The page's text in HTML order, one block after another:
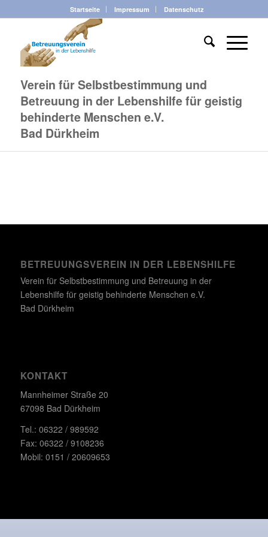
Startseite Impressum Datenschutz
Verein für Selbstbestimmung und
Betreuung in der Lebenshilfe für geistig
behinderte Menschen e.V.
Bad Dürkheim
BETREUUNGSVEREIN IN DER LEBENSHILFE
Verein für Selbstbestimmung und Betreuung in der
Lebenshilfe für geistig behinderte Menschen e.V.
Bad Dürkheim
KONTAKT
Mannheimer Straße 20
67098 Bad Dürkheim
Tel.: 06322 / 989592
Fax: 06322 / 9108236
Mobil: 0151 / 20609653